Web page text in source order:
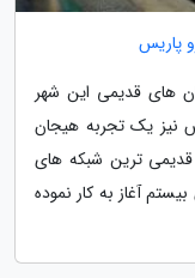
پاریس
های قدیمی این شهر
نیز یک تجربه هیجان
ترین شبکه های
آغاز به کار نموده